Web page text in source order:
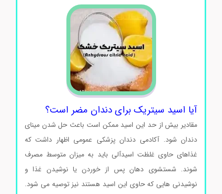
آیا اسید سیتریک برای دندان مضر است؟
مقادیر بیش از حد این اسید ممکن است باعث حل شدن مینای
دندان شود. آکادمی دندان پزشکی عمومی اظهار داشت که
غذاهای حاوی غلظت اسیدآلی باید به میزان متوسط مصرف
شوند. شستشوی دهان پس از خوردن یا نوشیدن غذا و
نوشیدنی هایی که حاوی این اسید هستند نیز توصیه می شود.